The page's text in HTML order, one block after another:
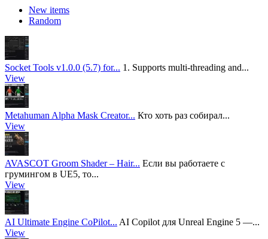
New items
Random
Socket Tools v1.0.0 (5.7) for... 1. Supports multi-threading and...
View
Metahuman Alpha Mask Creator... Кто хоть раз собирал...
View
AVASCOT Groom Shader – Hair... Если вы работаете с
грумингом в UE5, то...
View
AI Ultimate Engine CoPilot... AI Copilot для Unreal Engine 5 —...
View